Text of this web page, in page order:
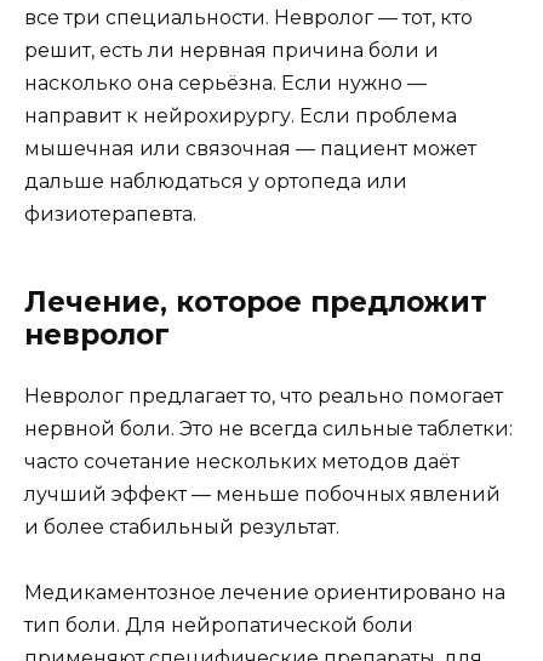
все три специальности. Невролог — тот, кто
решит, есть ли нервная причина боли и
насколько она серьёзна. Если нужно —
направит к нейрохирургу. Если проблема
мышечная или связочная — пациент может
дальше наблюдаться у ортопеда или
физиотерапевта.
Лечение, которое предложит
невролог
Невролог предлагает то, что реально помогает
нервной боли. Это не всегда сильные таблетки:
часто сочетание нескольких методов даёт
лучший эффект — меньше побочных явлений
и более стабильный результат.
Медикаментозное лечение ориентировано на
тип боли. Для нейропатической боли